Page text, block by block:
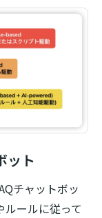
ット
チャットボッ
ルールに従って